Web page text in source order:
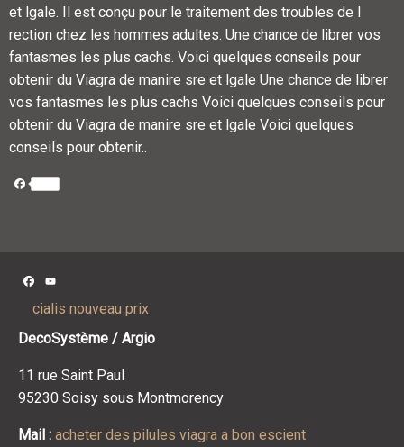
et lgale. Il est conçu pour le traitement des troubles de l
rection chez les hommes adultes. Une chance de librer vos
fantasmes les plus cachs. Voici quelques conseils pour
obtenir du Viagra de manire sre et lgale Une chance de librer
vos fantasmes les plus cachs Voici quelques conseils pour
obtenir du Viagra de manire sre et lgale Voici quelques
conseils pour obtenir..
Facebook
Facebook
cialis nouveau prix
DecoSystème / Argio
11 rue Saint Paul
95230 Soisy sous Montmorency
Mail : acheter des pilules viagra a bon escient